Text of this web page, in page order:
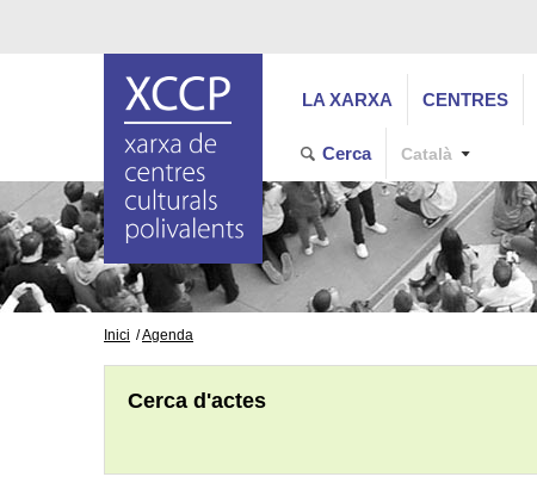
LA XARXA CENTRES
Cerca Català
Inici Agenda
Cerca d'actes